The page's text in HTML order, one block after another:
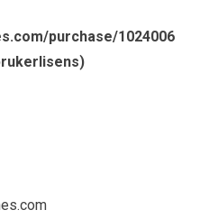
purchase/1024006